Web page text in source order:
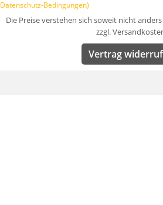
Datenschutz-Bedingungen)
Die Preise verstehen sich soweit nicht
zzgl.
Vertrag